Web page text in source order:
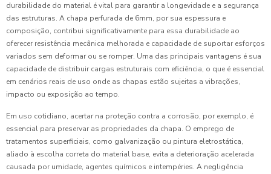
durabilidade do material é vital para garantir a longevidade e a segurança
das estruturas. A chapa perfurada de 6mm, por sua espessura e
composição, contribui significativamente para essa durabilidade ao
oferecer resistência mecânica melhorada e capacidade de suportar esforços
variados sem deformar ou se romper. Uma das principais vantagens é sua
capacidade de distribuir cargas estruturais com eficiência, o que é essencial
em cenários reais de uso onde as chapas estão sujeitas a vibrações,
impacto ou exposição ao tempo.
Em uso cotidiano, acertar na proteção contra a corrosão, por exemplo, é
essencial para preservar as propriedades da chapa. O emprego de
tratamentos superficiais, como galvanização ou pintura eletrostática,
aliado à escolha correta do material base, evita a deterioração acelerada
causada por umidade, agentes químicos e intempéries. A negligência